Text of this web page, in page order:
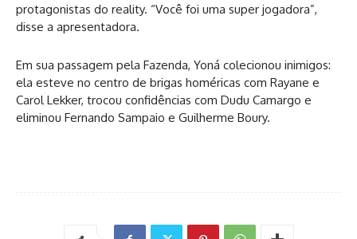
protagonistas do reality. “Você foi uma super jogadora”,
disse a apresentadora.
Em sua passagem pela Fazenda, Yoná colecionou inimigos:
ela esteve no centro de brigas homéricas com Rayane e
Carol Lekker, trocou confidências com Dudu Camargo e
eliminou Fernando Sampaio e Guilherme Boury.